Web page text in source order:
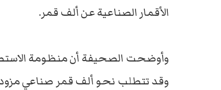
الأقمار الصناعية عن ألف قمر.
وقد تتطلب نحو ألف قمر صناعي مزود